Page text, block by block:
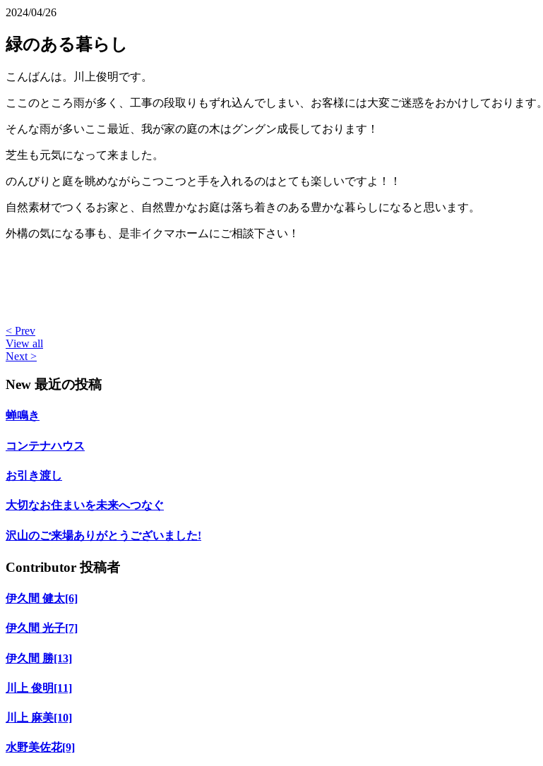
2024/04/26
緑のある暮らし
こんばんは。川上俊明です。
ここのところ雨が多く、工事の段取りもずれ込んでしまい、お客様には大変ご迷惑をおかけしております。
そんな雨が多いここ最近、我が家の庭の木はグングン成長しております！
芝生も元気になって来ました。
のんびりと庭を眺めながらこつこつと手を入れるのはとても楽しいですよ！！
自然素材でつくるお家と、自然豊かなお庭は落ち着きのある豊かな暮らしになると思います。
外構の気になる事も、是非イクマホームにご相談下さい！
< Prev
View all
Next >
New 最近の投稿
蝉鳴き
コンテナハウス
お引き渡し
大切なお住まいを未来へつなぐ
沢山のご来場ありがとうございました!
Contributor 投稿者
伊久間 健太[6]
伊久間 光子[7]
伊久間 勝[13]
川上 俊明[11]
川上 麻美[10]
水野美佐花[9]